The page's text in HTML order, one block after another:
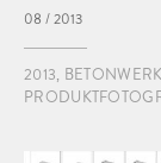
08 / 2013
2013,